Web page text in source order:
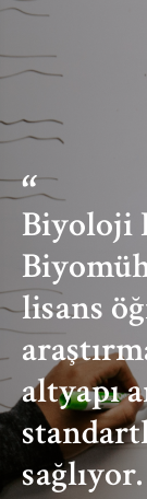
Biyoloji
lisans
altyapı
sağlıyor.